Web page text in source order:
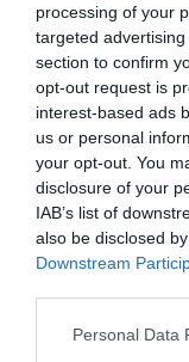
processing of your
targeted
section to confirm
opt-out request is
interest-based ads
us or personal
your opt-out. You
disclosure of your
IAB’s list of
also be disclosed
Downstream
Personal Data
ECONOMÍA
Unido,
Eulogio
ECONOMÍA
Disney
Cristina
elevar